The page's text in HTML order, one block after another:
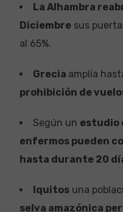
La Alhambra
Diciembre sus
al 65%.
Grecia amplía
prohibición de
Según un estudio
enfermos pueden
hasta durante 20
Iquitos una
selva amazónica